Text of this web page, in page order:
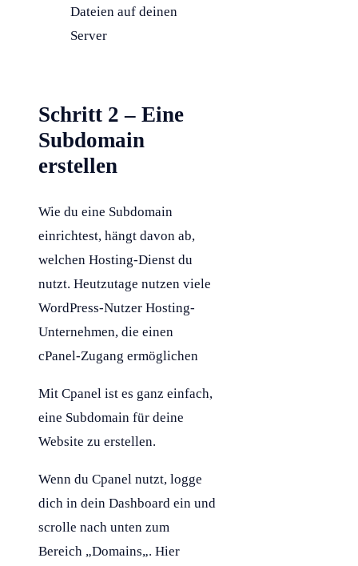
Dateien auf deinen
Server
Schritt 2 – Eine
Subdomain
erstellen
Wie du eine Subdomain
einrichtest, hängt davon ab,
welchen Hosting-Dienst du
nutzt. Heutzutage nutzen viele
WordPress-Nutzer Hosting-
Unternehmen, die einen
cPanel-Zugang ermöglichen
Mit Cpanel ist es ganz einfach,
eine Subdomain für deine
Website zu erstellen.
Wenn du Cpanel nutzt, logge
dich in dein Dashboard ein und
scrolle nach unten zum
Bereich „Domains„. Hier